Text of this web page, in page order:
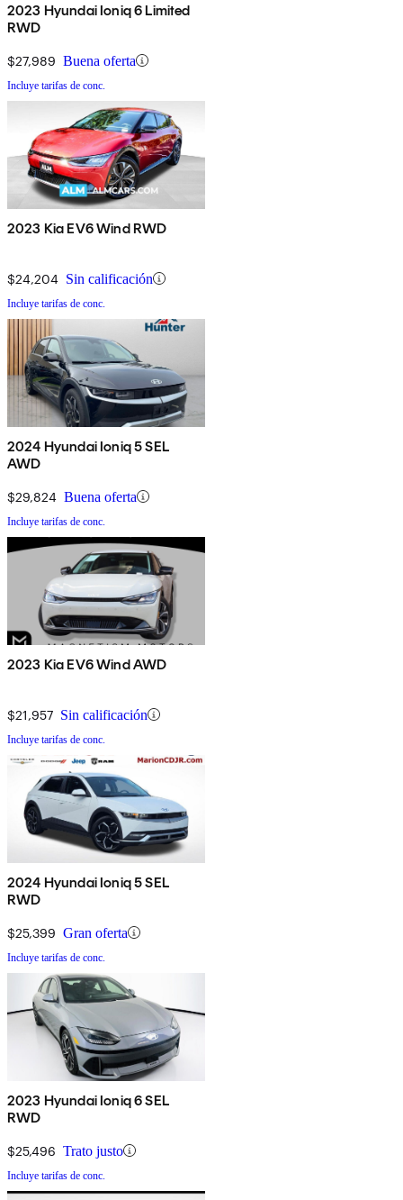
2023 Hyundai Ioniq 6 Limited
RWD
$27,989 Buena oferta
Incluye tarifas de conc.
2023 Kia EV6 Wind RWD
$24,204 Sin calificación
Incluye tarifas de conc.
2024 Hyundai Ioniq 5 SEL
AWD
$29,824 Buena oferta
Incluye tarifas de conc.
2023 Kia EV6 Wind AWD
$21,957 Sin calificación
Incluye tarifas de conc.
2024 Hyundai Ioniq 5 SEL
RWD
$25,399 Gran oferta
Incluye tarifas de conc.
2023 Hyundai Ioniq 6 SEL
RWD
$25,496 Trato justo
Incluye tarifas de conc.